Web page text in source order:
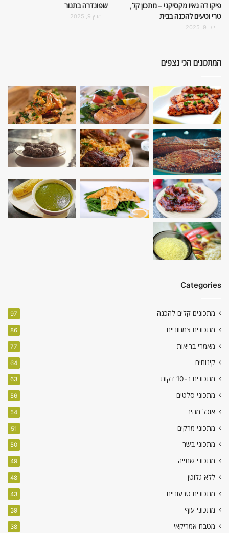
פיקו דה גאיו מקסיקני – מתכון קל,
טרי וטעים להכנה בבית
יולי 9, 2025
שפונדרה בתנור
מרץ 9, 2025
המתכונים הכי נצפים
Categories
מתכונים קלים להכנה 97
מתכונים צמחוניים 86
מאמרי בריאות 77
קינוחים 64
מתכונים ב-10 דקות 63
מתכוני סלטים 56
אוכל מהיר 54
מתכוני מרקים 51
מתכוני בשר 50
מתכוני שתייה 49
ללא גלוטן 48
מתכונים טבעוניים 43
מתכוני עוף 39
מטבח אמריקאי 38